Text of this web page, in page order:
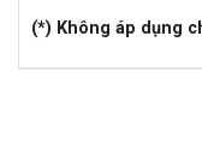
(*) Không áp dụng